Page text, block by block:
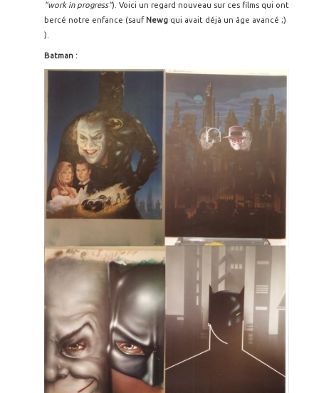
"work in progress"). Voici un regard nouveau sur ces films qui ont
bercé notre enfance (sauf Newg qui avait déjà un âge avancé ;)
).
Batman :